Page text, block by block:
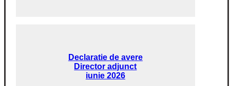
Declaratie de avere
Director adjunct
iunie 2026